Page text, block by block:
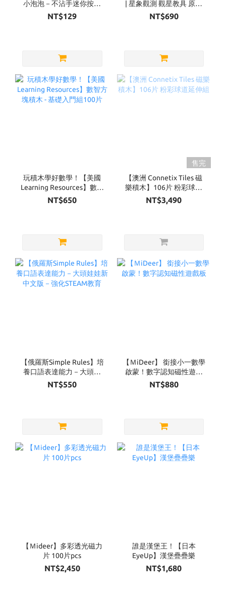
小泡泡－不沾手迷你按壓
泡泡（四款可選）
NT$129
| 星象觀測 觀星教具 原木
款
NT$690
玩積木學好數學！【美國
Learning Resources】數智
方塊積木 - 基礎入門組100
片
NT$650
售完
【澳洲 Connetix Tiles 磁
樂積木】106片 粉彩球道
延伸組
NT$3,490
【俄羅斯Simple Rules】培
養口語表達能力－大頭娃
娃新中文版－強化STEAM
教育
NT$550
【ＭiDeer】 銜接小一數學
啟蒙！數字認知磁性遊戲
板
NT$880
【Ｍideer】多彩透光磁力
片 100片pcs
NT$2,450
誰是漢堡王！【日本
EyeUp】漢堡疊疊樂
NT$1,680